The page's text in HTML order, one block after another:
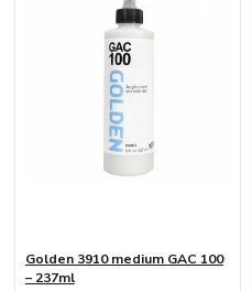
Golden 3910 medium GAC 100
– 237ml